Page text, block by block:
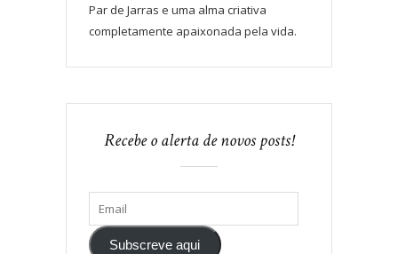
Par de Jarras e uma alma criativa
completamente apaixonada pela vida.
Recebe o alerta de novos posts!
Subscreve aqui